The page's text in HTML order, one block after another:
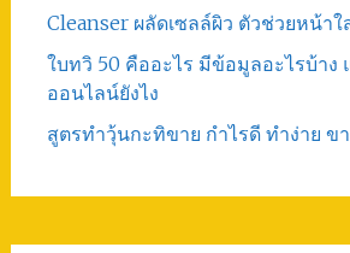
Cleanser ผลัดเซลล์ผิว ตัวช่วยหน้า
ใบทวิ 50 คืออะไร มีข้อมูลอะไรบ้าง
ออนไลน์ยังไง
สูตรทําวุ้นกะทิขาย กำไรดี ทำง่าย ข